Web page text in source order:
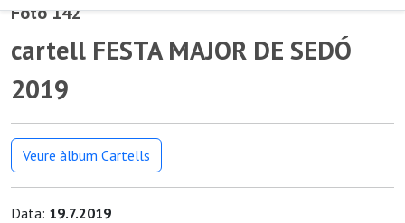
Foto 142
cartell FESTA MAJOR DE SEDÓ
2019
Veure àlbum Cartells
Data: 19.7.2019